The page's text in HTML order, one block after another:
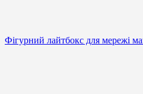
Фігурний лайтбокс для мережі